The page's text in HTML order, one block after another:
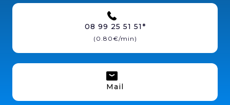
08 99 25 51 51*
(0.80€/min)
Mail